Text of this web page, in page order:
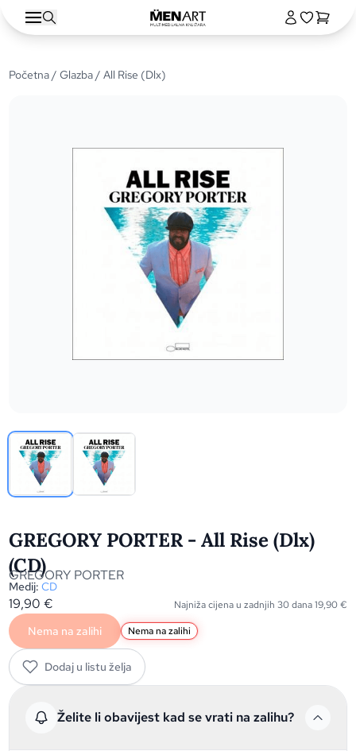
Početna/Glazba/ All Rise (Dlx)
GREGORY PORTER - All Rise (Dlx)
(CD)
GREGORY PORTER
Medij: CD
19,90€ Najniža cijena u zadnjih 30 dana19,90€
Nema na zalihi Nema na zalihi
Dodaj u listu želja
Želite li obavijest kad se vrati na zalihu?